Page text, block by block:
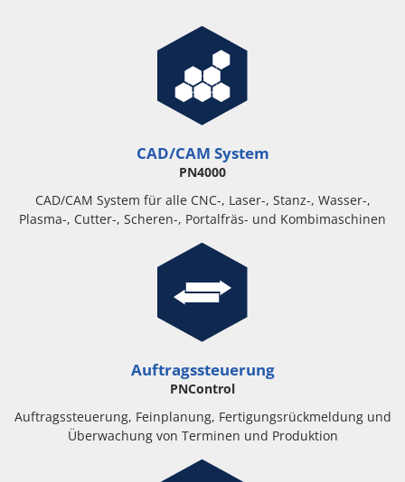
CAD/CAM System
PN4000
CAD/CAM System für alle CNC-, Laser-, Stanz-, Wasser-,
Plasma-, Cutter-, Scheren-, Portalfräs- und Kombimaschinen
Auftragssteuerung
PNControl
Auftragssteuerung, Feinplanung, Fertigungsrückmeldung und
Überwachung von Terminen und Produktion